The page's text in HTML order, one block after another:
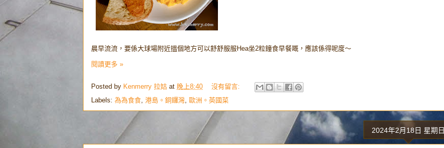
晨早流流，要係大球場附近搵個地方可以舒舒服服Hea坐2粒鐘食早餐嘅，應該係得呢度～
閱讀更多 »
Posted by Kenmerry 拉姑 at 晚上8:40
沒有留言:
Labels: 為為食食 港島。銅鑼灣 歐洲。英國菜
2024年2月18日 星期日